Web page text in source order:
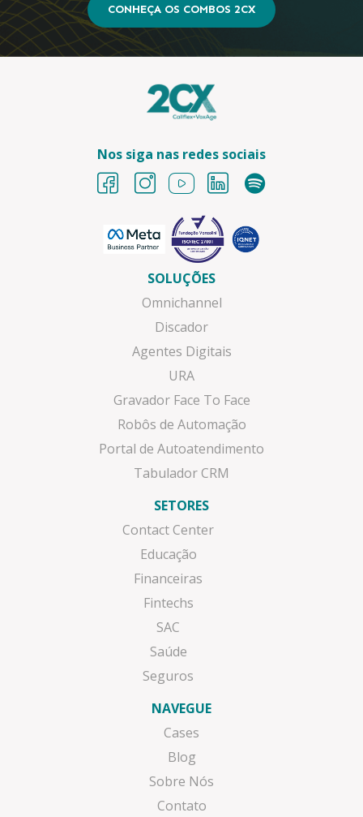
CONHEÇA OS COMBOS 2CX
Nos siga nas redes sociais
SOLUÇÕES
Omnichannel
Discador
Agentes Digitais
URA
Gravador Face To Face
Robôs de Automação
Portal de Autoatendimento
Tabulador CRM
SETORES
Contact Center
Educação
Financeiras
Fintechs
SAC
Saúde
Seguros
NAVEGUE
Cases
Blog
Sobre Nós
Contato